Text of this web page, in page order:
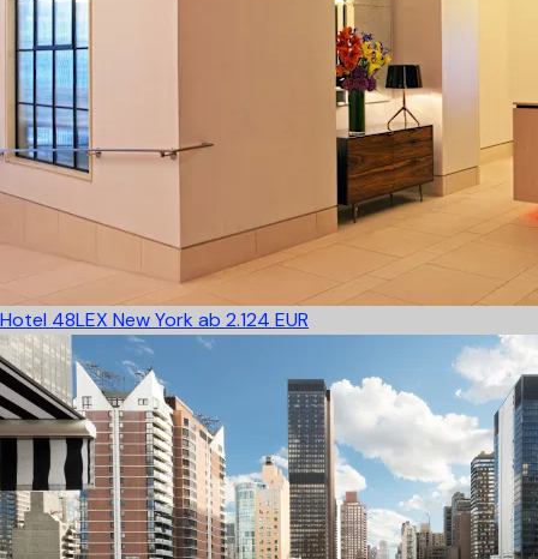
Hotel 48LEX New York ab 2.124 EUR